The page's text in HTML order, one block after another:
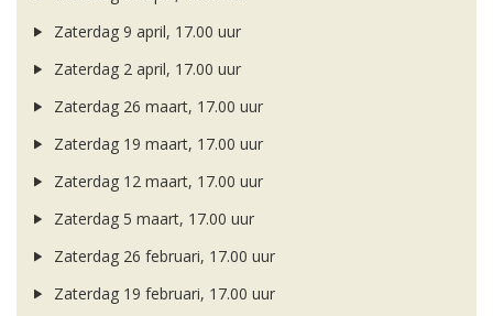
Zaterdag 9 april, 17.00 uur
Zaterdag 2 april, 17.00 uur
Zaterdag 26 maart, 17.00 uur
Zaterdag 19 maart, 17.00 uur
Zaterdag 12 maart, 17.00 uur
Zaterdag 5 maart, 17.00 uur
Zaterdag 26 februari, 17.00 uur
Zaterdag 19 februari, 17.00 uur